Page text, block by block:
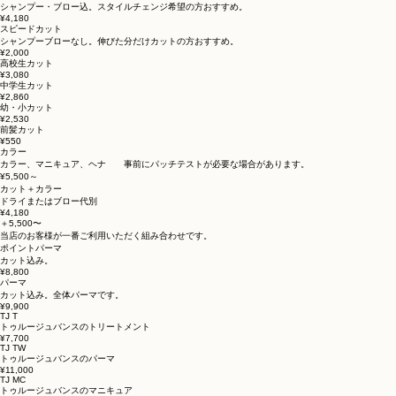
カット
シャンプー・ブロー込。スタイルチェンジ希望の方おすすめ。
¥4,180
スピードカット
シャンプーブローなし。伸びた分だけカットの方おすすめ。
¥2,000
高校生カット
¥3,080
中学生カット
¥2,860
幼・小カット
¥2,530
前髪カット
¥550
カラー
カラー、マニキュア、ヘナ 事前にパッチテストが必要な場合があります。
​¥5,500～
カット＋カラー
ドライまたはブロー代別
¥4,180
＋5,500〜
​当店のお客様が一番ご利用いただく組み合わせです。
ポイントパーマ
カット込み。
¥8,800
​パーマ
カット込み。全体パーマです。
¥9,900
​TJ T
トゥルージュバンスのトリートメント
¥7,700
​TJ TW
トゥルージュバンスのパーマ
¥11,000